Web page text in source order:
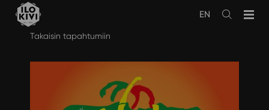
Avaa
EN
Takaisin tapahtumiin